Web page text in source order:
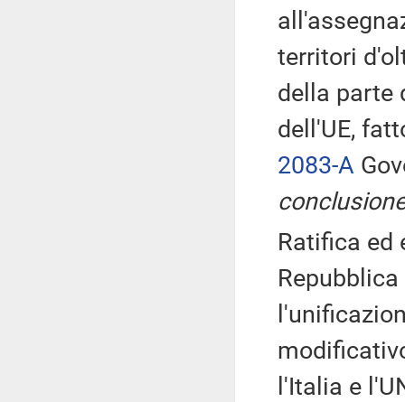
territori
della parte
dell'UE,
2083-A
Ratifica ed
l'Italia e